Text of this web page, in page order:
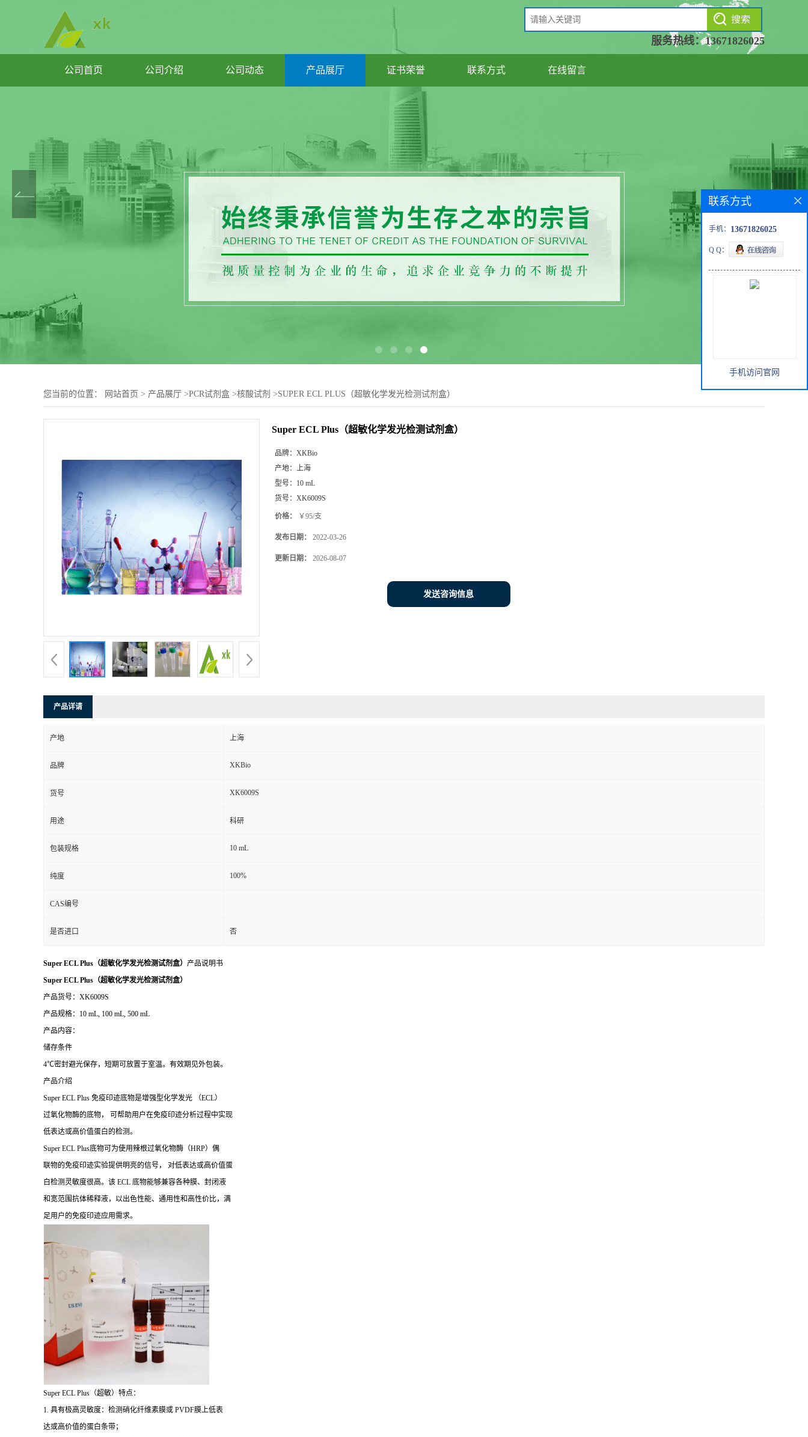
服务热线：13671826025
公司首页 公司介绍 公司动态 产品展厅 证书荣誉 联系方式 在线留言
您当前的位置： 网站首页 > 产品展厅 >PCR试剂盒 >核酸试剂 >SUPER ECL PLUS（超敏化学发光检测试剂盒）
Super ECL Plus（超敏化学发光检测试剂盒）
品牌： XKBio
产地： 上海
型号： 10 mL
货号： XK6009S
价格： ￥95/支
发布日期： 2022-03-26
更新日期： 2026-08-07
发送咨询信息
产品详请
产地 上海
品牌 XKBio
货号 XK6009S
用途 科研
包装规格 10 mL
纯度 100%
CAS编号
是否进口 否
Super ECL Plus（超敏化学发光检测试剂盒） 产品说明书
Super ECL Plus（超敏化学发光检测试剂盒）
产品货号：XK6009S
产品规格：10 mL, 100 mL, 500 mL
产品内容：
储存条件
4℃密封避光保存，短期可放置于室温。有效期见外包装。
产品介绍
Super ECL Plus 免疫印迹底物是增强型化学发光 （ECL）
过氧化物酶的底物， 可帮助用户在免疫印迹分析过程中实现
低表达或高价值蛋白的检测。
Super ECL Plus底物可为使用辣根过氧化物酶（HRP）偶
联物的免疫印迹实验提供明亮的信号， 对低表达或高价值蛋
白检测灵敏度很高。该 ECL 底物能够兼容各种膜、封闭液
和宽范围抗体稀释液，以出色性能、通用性和高性价比，满
足用户的免疫印迹应用需求。
Super ECL Plus（超敏）特点：
1. 具有极高灵敏度：检测硝化纤维素膜或 PVDF膜上低表
达或高价值的蛋白条带；
联系方式
手机： 13671826025
Q Q：
手机访问官网